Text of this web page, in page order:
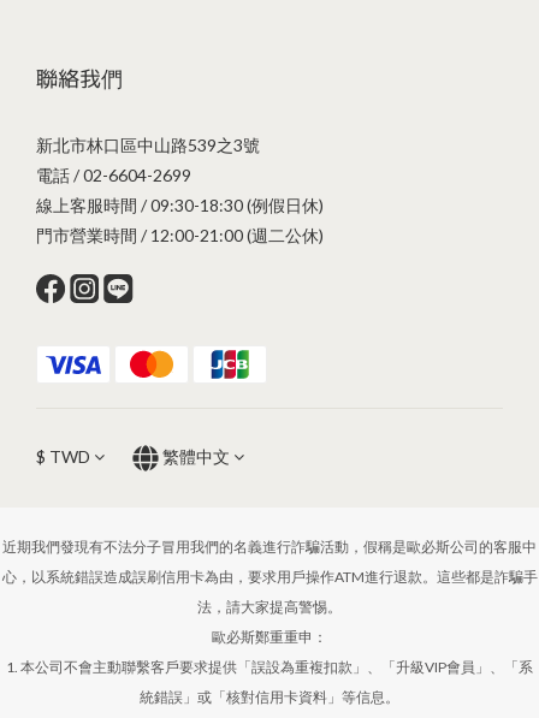
聯絡我們
新北市林口區中山路539之3號
電話 / 02-6604-2699
線上客服時間 / 09:30-18:30 (例假日休)
門市營業時間 / 12:00-21:00 (週二公休)
$ TWD 繁體中文
近期我們發現有不法分子冒用我們的名義進行詐騙活動，假稱是歐必斯公司的客服中
心，以系統錯誤造成誤刷信用卡為由，要求用戶操作ATM進行退款。這些都是詐騙手
法，請大家提高警惕。
歐必斯鄭重重申：
1. 本公司不會主動聯繫客戶要求提供「誤設為重複扣款」、「升級VIP會員」、「系
統錯誤」或「核對信用卡資料」等信息。